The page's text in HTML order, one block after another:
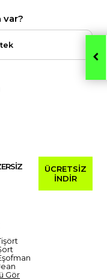
var?
ÜCRETSİZ
İNDİR
Gör